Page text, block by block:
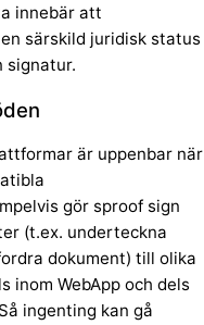
innebär att
särskild juridisk status
signatur.
är uppenbar när
gör sproof sign
(t.ex. underteckna
dokument) till olika
inom WebApp och dels
ingenting kan gå